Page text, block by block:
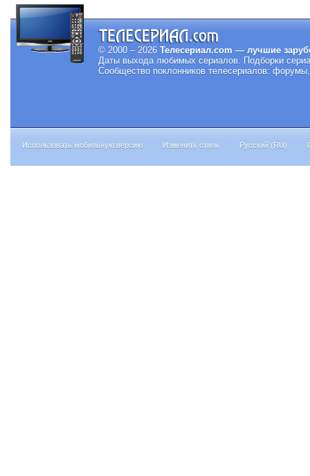
© 2000 – 2026 Телесериал.com — лучшие
Даты выхода любимых сериалов.
Подборки
Сообщество поклонников телесериалов:
Использовать мобильную версию Изменить стиль Русский (RU)